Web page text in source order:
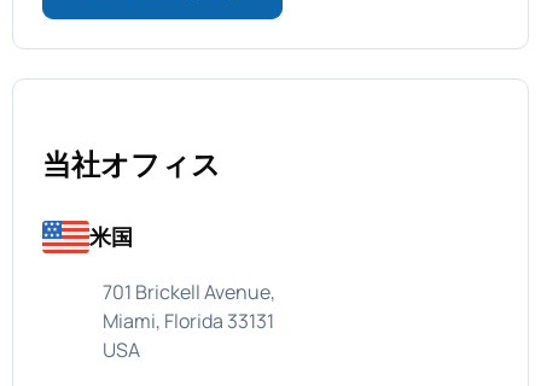
当社オフィス
米国
701 Brickell Avenue,
Miami, Florida 33131
USA